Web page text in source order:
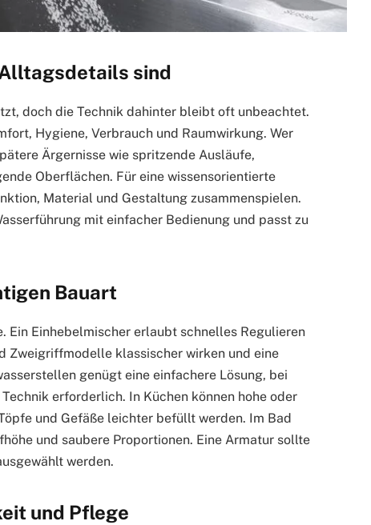
sind
doch die Technik dahinter bleibt oft unbeachtet.
Hygiene, Verbrauch und Raumwirkung. Wer
Ärgernisse wie spritzende Ausläufe,
Oberflächen. Für eine wissensorientierte
Material und Gestaltung zusammenspielen.
mit einfacher Bedienung und passt zu
Bauart
Einhebelmischer erlaubt schnelles Regulieren
Zweigriffmodelle klassischer wirken und eine
genügt eine einfachere Lösung, bei
erforderlich. In Küchen können hohe oder
und Gefäße leichter befüllt werden. Im Bad
und saubere Proportionen. Eine Armatur sollte
werden.
und Pflege